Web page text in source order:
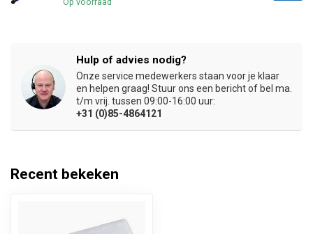
Hulp of advies nodig?
Onze service medewerkers staan voor je klaar
en helpen graag! Stuur ons een bericht of bel ma.
t/m vrij. tussen 09:00-16:00 uur:
+31 (0)85-4864121
Recent bekeken